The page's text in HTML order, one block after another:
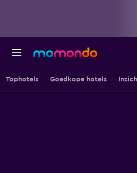
Tophotels Goedkope hotels